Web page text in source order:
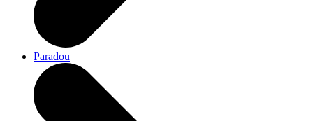
Paradou